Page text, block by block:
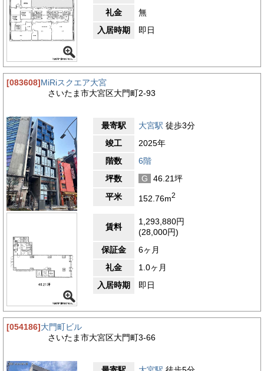
礼金
無
入居時期
即日
[083608]MiRiスクエア大宮
さいたま市大宮区大門町2-93
最寄駅 大宮駅 徒歩3分
竣工
2025年
階数
6階
坪数
G
46.21坪
平米
152.76m2
賃料
1,293,880円
(28,000円)
保証金
6ヶ月
礼金
1.0ヶ月
入居時期
即日
[054186]大門町ビル
さいたま市大宮区大門町3-66